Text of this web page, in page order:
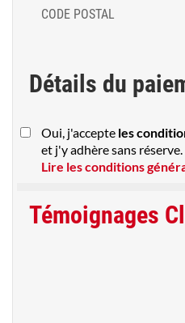
CODE POSTAL
Détails du
Oui, j'accepte les
et j'y adhère sans réserve.
Lire les conditions
Témoignages